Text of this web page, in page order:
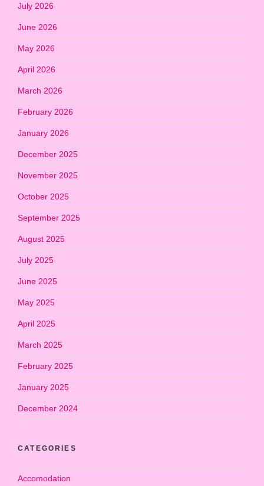
July 2026
June 2026
May 2026
April 2026
March 2026
February 2026
January 2026
December 2025
November 2025
October 2025
September 2025
August 2025
July 2025
June 2025
May 2025
April 2025
March 2025
February 2025
January 2025
December 2024
CATEGORIES
Accomodation